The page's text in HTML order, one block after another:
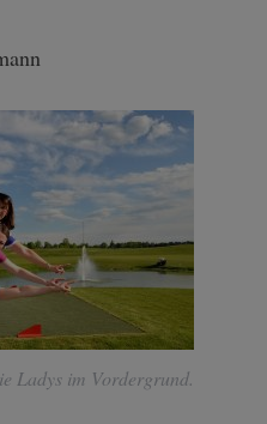
Ladys im Vordergrund.